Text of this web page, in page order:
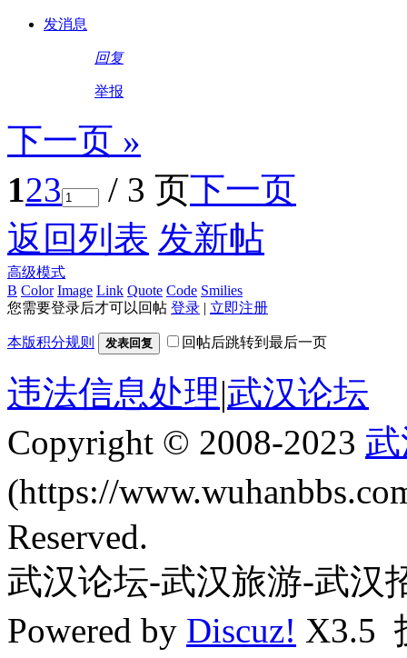
发消息
回复
举报
下一页 »
123 / 3 页下一页
返回列表 发新帖
高级模式
B Color Image Link Quote Code Smilies
您需要登录后才可以回帖 登录 | 立即注册
本版积分规则 发表回复 回帖后跳转到最后一页
违法信息处理|武汉论坛
Copyright © 2008-2023
(https://
Reserved.
武汉论坛-武汉旅游-武汉
Powered by Discuz! X3.5